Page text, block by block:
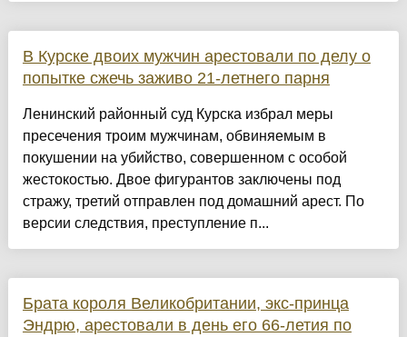
В Курске двоих мужчин арестовали по делу о
попытке сжечь заживо 21-летнего парня
Ленинский районный суд Курска избрал меры
пресечения троим мужчинам, обвиняемым в
покушении на убийство, совершенном с особой
жестокостью. Двое фигурантов заключены под
стражу, третий отправлен под домашний арест. По
версии следствия, преступление п...
Брата короля Великобритании, экс-принца
Эндрю, арестовали в день его 66-летия по